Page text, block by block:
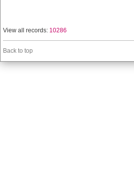
View all records: 10286
Back to top